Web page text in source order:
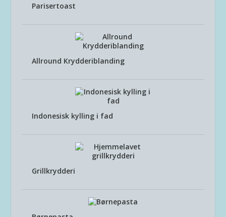
Parisertoast
Allround Krydderiblanding
Indonesisk kylling i fad
Grillkrydderi